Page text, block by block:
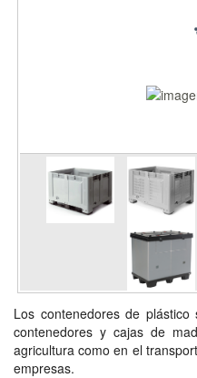
Los contenedores de
contenedores y cajas de
agricultura como en el
empresas.